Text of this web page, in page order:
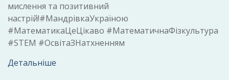
мислення та позитивний
настрій!#МандрівкаУкраїною
#МатематикаЦеЦікаво #МатематичнаФізкультура
#STEM #ОсвітаЗНатхненням
Детальніше